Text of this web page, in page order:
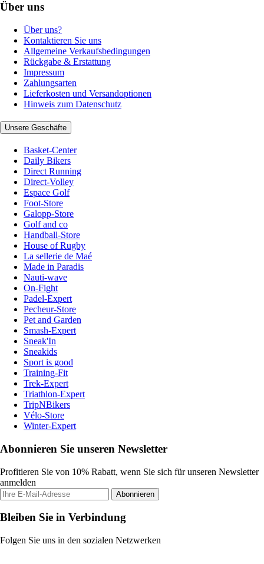
Über uns
Über uns?
Kontaktieren Sie uns
Allgemeine Verkaufsbedingungen
Rückgabe & Erstattung
Impressum
Zahlungsarten
Lieferkosten und Versandoptionen
Hinweis zum Datenschutz
Unsere Geschäfte
Basket-Center
Daily Bikers
Direct Running
Direct-Volley
Espace Golf
Foot-Store
Galopp-Store
Golf and co
Handball-Store
House of Rugby
La sellerie de Maé
Made in Paradis
Nauti-wave
On-Fight
Padel-Expert
Pecheur-Store
Pet and Garden
Smash-Expert
Sneak'In
Sneakids
Sport is good
Training-Fit
Trek-Expert
Triathlon-Expert
TripNBikers
Vélo-Store
Winter-Expert
Abonnieren Sie unseren Newsletter
Profitieren Sie von 10% Rabatt, wenn Sie sich für unseren Newsletter
anmelden
Abonnieren
Bleiben Sie in Verbindung
Folgen Sie uns in den sozialen Netzwerken